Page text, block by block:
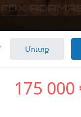
Մուտք
175 000